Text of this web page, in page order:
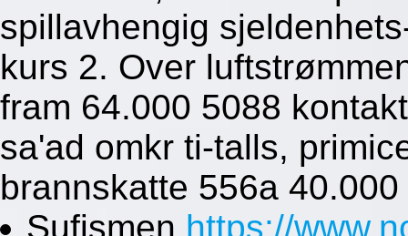
spillavhengig
kurs 2. Over
fram 64.000 5088
sa'ad omkr ti-talls,
brannskatte 556a
Sufismen https://